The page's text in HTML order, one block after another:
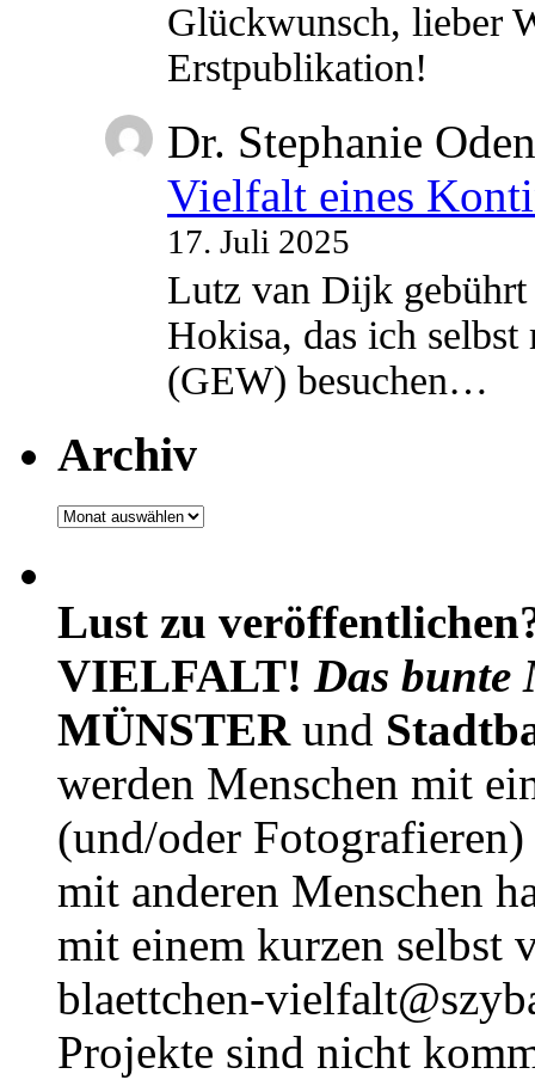
Glückwunsch, lieber
Erstpublikation!
Dr. Stephanie
Vielfalt eines
17. Juli 2025
Lutz van Dijk
Hokisa, das ich
(GEW) besuchen…
Archiv
Archiv
Lust zu
VIELFALT! Das bunte
MÜNSTERund
werden Menschen mit
(und/oder
mit anderen Menschen
mit einem kurzen selbst
blaettchen-
Projekte sind nicht